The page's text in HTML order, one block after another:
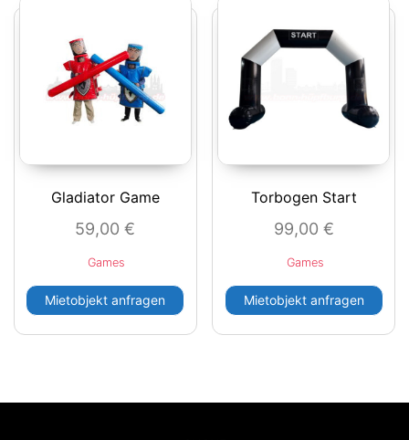
Gladiator Game
59,00€
Games
Mietobjekt anfragen
Torbogen Start
99,00 €
Games
Mietobjekt anfragen